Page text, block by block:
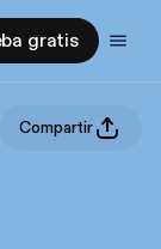
gratis
Compartir